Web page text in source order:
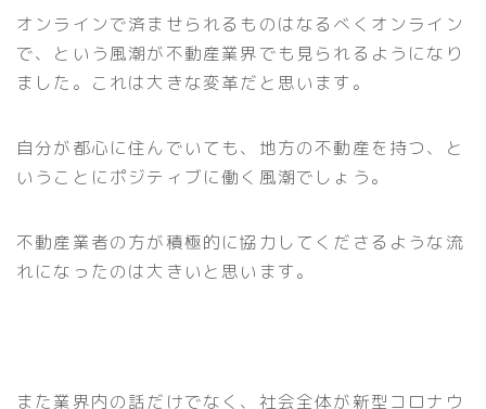
オンラインで済ませられるものはなるべくオンライン
で、という風潮が不動産業界でも見られるようになり
ました。これは大きな変革だと思います。
自分が都心に住んでいても、地方の不動産を持つ、と
いうことにポジティブに働く風潮でしょう。
不動産業者の方が積極的に協力してくださるような流
れになったのは大きいと思います。
また業界内の話だけでなく、社会全体が新型コロナウ